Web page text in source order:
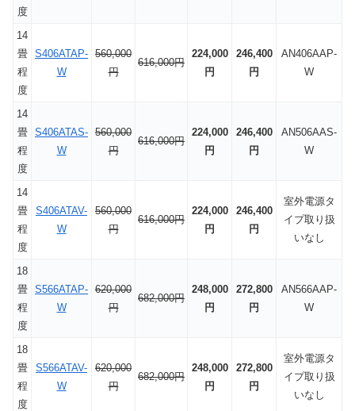
度
14
畳
程
度
S406ATAP-
W
560,000
円
616,000円
224,000
円
246,400
円
AN406AAP-
W
14
畳
程
度
S406ATAS-
W
560,000
円
616,000円
224,000
円
246,400
円
AN506AAS-
W
14
畳
程
度
S406ATAV-
W
560,000
円
616,000円
224,000
円
246,400
円
室外電源タ
イプ取り扱
いなし
18
畳
程
度
S566ATAP-
W
620,000
円
682,000円
248,000
円
272,800
円
AN566AAP-
W
18
畳
程
度
S566ATAV-
W
620,000
円
682,000円
248,000
円
272,800
円
室外電源タ
イプ取り扱
いなし